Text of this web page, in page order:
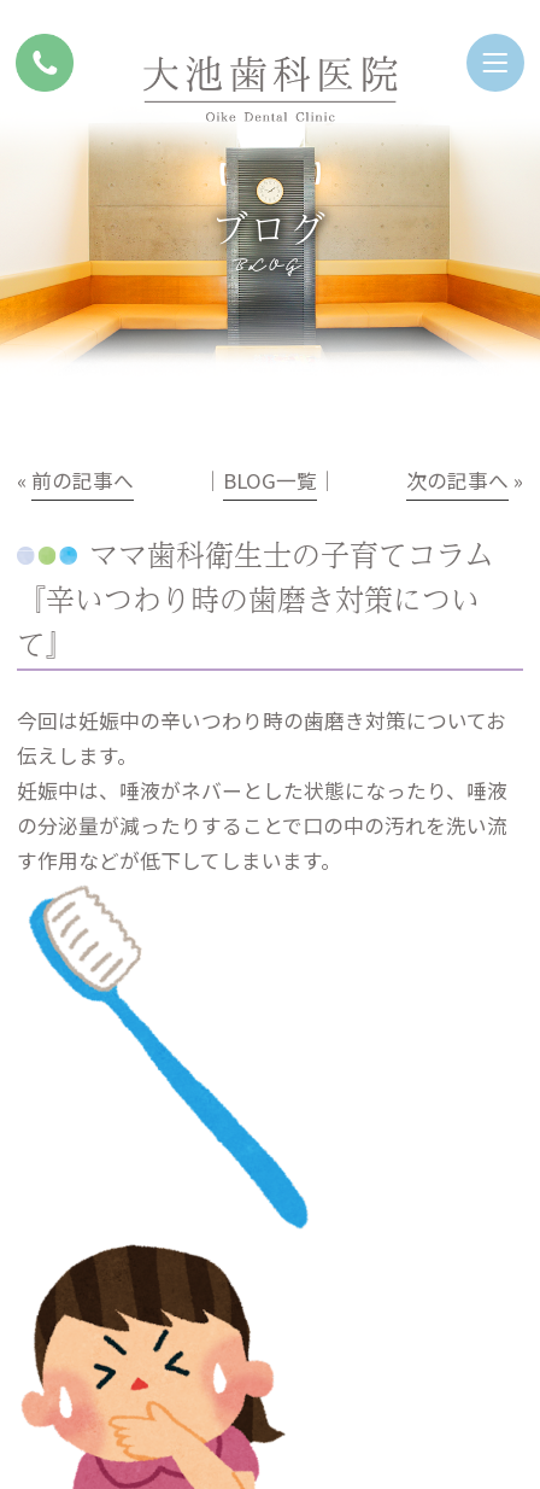
ブログ
BLOG
« 前の記事へ │ BLOG一覧 │ 次の記事へ »
ママ歯科衛生士の子育てコラム
『辛いつわり時の歯磨き対策につい
て』
今回は妊娠中の辛いつわり時の歯磨き対策についてお
伝えします。
妊娠中は、唾液がネバーとした状態になったり、唾液
の分泌量が減ったりすることで口の中の汚れを洗い流
す作用などが低下してしまいます。